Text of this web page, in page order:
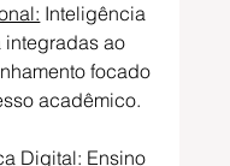
Inteligência
ao
focado
acadêmico.
Digital: Ensino